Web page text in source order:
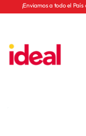
¡Enviamos a todo el